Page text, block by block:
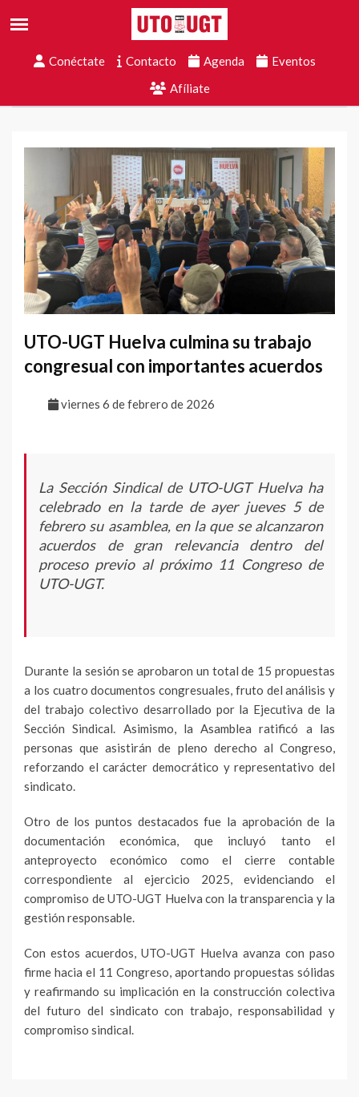
Conéctate Contacto Agenda
Eventos
Afíliate
UTO-UGT Huelva culmina su trabajo
congresual con importantes acuerdos
viernes 6 de febrero de 2026
La Sección Sindical de UTO-UGT Huelva ha
celebrado en la tarde de ayer jueves 5 de
febrero su asamblea, en la que se alcanzaron
acuerdos de gran relevancia dentro del
proceso previo al próximo 11 Congreso de
UTO-UGT.
Durante la sesión se aprobaron un total de 15 propuestas
a los cuatro documentos congresuales, fruto del análisis y
del trabajo colectivo desarrollado por la Ejecutiva de la
Sección Sindical. Asimismo, la Asamblea ratificó a las
personas que asistirán de pleno derecho al Congreso,
reforzando el carácter democrático y representativo del
sindicato.
Otro de los puntos destacados fue la aprobación de la
documentación económica, que incluyó tanto el
anteproyecto económico como el cierre contable
correspondiente al ejercicio 2025, evidenciando el
compromiso de UTO-UGT Huelva con la transparencia y la
gestión responsable.
Con estos acuerdos, UTO-UGT Huelva avanza con paso
firme hacia el 11 Congreso, aportando propuestas sólidas
y reafirmando su implicación en la construcción colectiva
del futuro del sindicato con trabajo, responsabilidad y
compromiso sindical.